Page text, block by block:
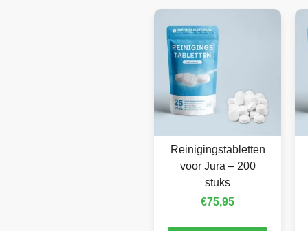
Reinigingstabletten
voor Jura – 200
stuks
€75,95